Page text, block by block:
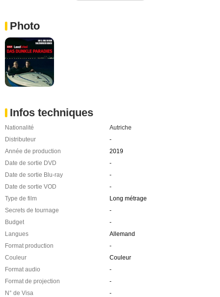
Photo
Infos techniques
Nationalité
Autriche
Distributeur
-
Année de production
2019
Date de sortie DVD
-
Date de sortie Blu-ray
-
Date de sortie VOD
-
Type de film
Long métrage
Secrets de tournage
-
Budget
-
Langues
Allemand
Format production
-
Couleur
Couleur
Format audio
-
Format de projection
-
N° de Visa
-